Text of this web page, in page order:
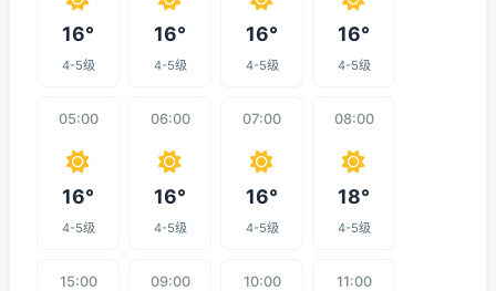
16°
4-5级
16°
4-5级
16°
4-5级
16°
4-5级
05:00
16°
4-5级
06:00
16°
4-5级
07:00
16°
4-5级
08:00
18°
4-5级
15:00 09:00 10:00 11:00